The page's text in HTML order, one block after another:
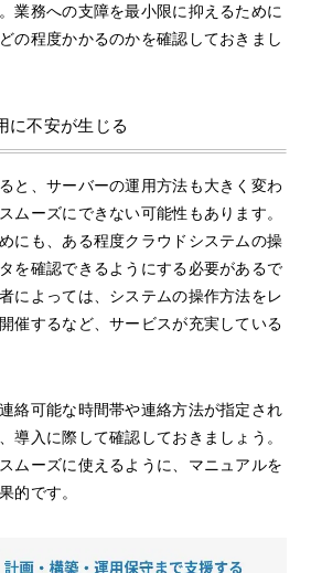
業務への支障を最小限に抑えるために
の程度かかるのかを確認しておきまし
に不安が生じる
と、サーバーの運用方法も大きく変わ
ムーズにできない可能性もあります。
にも、ある程度クラウドシステムの操
を確認できるようにする必要があるで
によっては、システムの操作方法をレ
催するなど、サービスが充実している
絡可能な時間帯や連絡方法が指定され
導入に際して確認しておきましょう。
ムーズに使えるように、マニュアルを
的です。